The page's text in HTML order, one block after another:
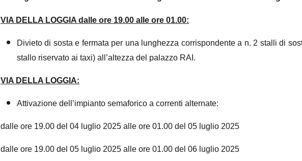
VIA DELLA LOGGIA dalle ore 19.00 alle ore 01.00:
Divieto di sosta e fermata per una lunghezza corrispondente a n. 2 stalli di
stallo riservato ai taxi) all’altezza del palazzo RAI.
VIA DELLA LOGGIA:
Attivazione dell’impianto semaforico a correnti alternate:
dalle ore 19.00 del 04 luglio 2025 alle ore 01.00 del 05 luglio 2025
dalle ore 19.00 del 05 luglio 2025 alle ore 01.00 del 06 luglio 2025